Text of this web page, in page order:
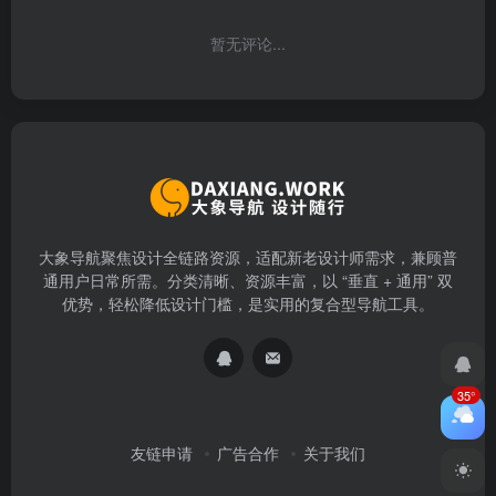
暂无评论...
大象导航聚焦设计全链路资源，适配新老设计师需求，兼顾普
通用户日常所需。分类清晰、资源丰富，以 “垂直 + 通用” 双
优势，轻松降低设计门槛，是实用的复合型导航工具。
友链申请 广告合作 关于我们
35°